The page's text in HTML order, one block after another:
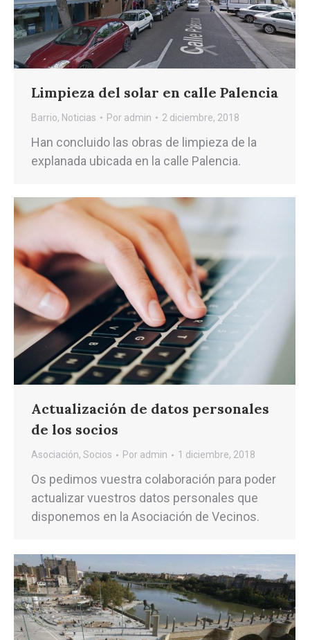
Limpieza del solar en calle Palencia
Barrio, Noticias Por admin 2 diciembre, 2018
Han concluido las obras de limpieza de la
explanada ubicada en la calle Palencia.
Actualización de datos personales
de los socios
Asociación, Socios Por admin 1 diciembre, 2018
Os pedimos vuestra colaboración para poder
actualizar vuestros datos personales que
disponemos en la Asociación de Vecinos.